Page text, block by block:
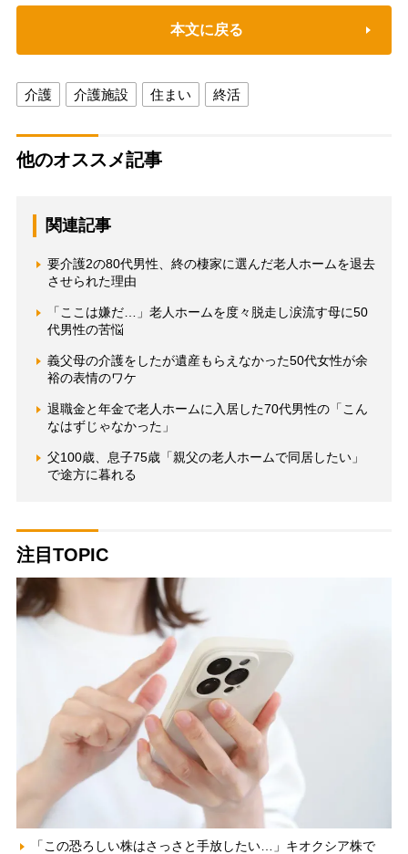
本文に戻る
介護 介護施設 住まい 終活
他のオススメ記事
関連記事
要介護2の80代男性、終の棲家に選んだ老人ホームを退去
させられた理由
「ここは嫌だ…」老人ホームを度々脱走し涙流す母に50
代男性の苦悩
義父母の介護をしたが遺産もらえなかった50代女性が余
裕の表情のワケ
退職金と年金で老人ホームに入居した70代男性の「こん
なはずじゃなかった」
父100歳、息子75歳「親父の老人ホームで同居したい」
で途方に暮れる
注目TOPIC
「この恐ろしい株はさっさと手放したい…」キオクシア株で